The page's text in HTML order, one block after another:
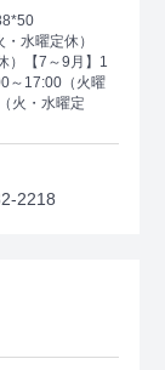
水曜定休）
）【7～9月】1
～17:00（火曜
火・水曜定
2218